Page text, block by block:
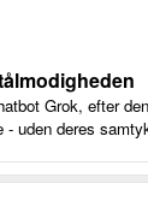
Grok, efter
- uden deres